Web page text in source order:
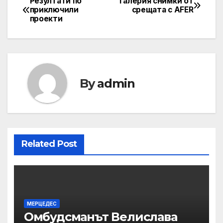
Post
navigation
срещата с AFER
приключили
проекти
Byadmin
Related Post
МЕРЦЕДЕС
Омбудсманът Велислава